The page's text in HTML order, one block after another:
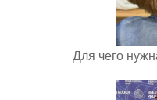
Для чего